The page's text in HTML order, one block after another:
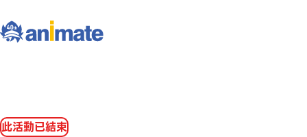
此活動已結束